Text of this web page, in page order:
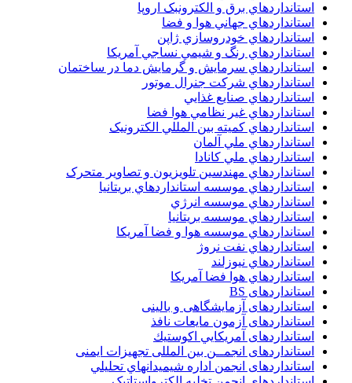
استانداردهاي برق و الکترونبک اروپا
استانداردهاي جهاني هوا و فضا
استانداردهاي خودروسازي ژاپن
استانداردهاي رنگ و شيمي نساجي آمريکا
استانداردهاي سرمايش و گرمايش دما در ساختمان
استانداردهاي شرکت جنرال موتور
استانداردهاي صنايع غذايي
استانداردهاي غير نظامي هوا فضا
استانداردهاي کميته بين المللي الکترونيک
استانداردهاي ملي آلمان
استانداردهاي ملي کانادا
استانداردهاي مهندسين تلويزيون و تصاوير متحرک
استانداردهاي موسسه استانداردهاي بريتانيا
استانداردهاي موسسه انرژي
استانداردهاي موسسه بريتانيا
استانداردهاي موسسه هوا و فضا آمريکا
استانداردهاي نفت نروژ
استانداردهاي نيوزلند
استانداردهاي هوا فضا آمريکا
استانداردهای BS
استانداردهای آزمایشگاهی و بالینی
استانداردهای آزمون مایعات نافذ
استانداردهای آمريكايي اكوستيك
استانداردهای انجمــن بين المللى تجهيزات ايمنى
استانداردهای انجمن اداره شيميدانهاي تحليلي